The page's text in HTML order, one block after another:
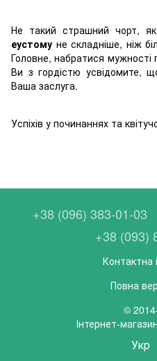
Не такий страшний чорт,
еустому не складніше, ніж
Головне, набратися мужності
Ви з гордістю усвідомите,
Ваша заслуга.
Успіхів у починаннях та
+38 (096) 383-01-03
+38 (093)
Контактна
Повна
©
Інтернет-
Укр